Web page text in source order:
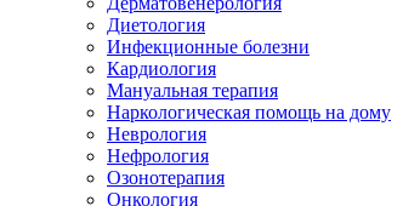
Диетология
Инфекционные болезни
Кардиология
Мануальная терапия
Наркологическая помощь на дому
Неврология
Нефрология
Озонотерапия
Онкология